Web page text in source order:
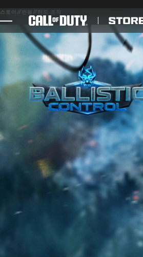
SKIP TO MAIN CONTENT
STORE
고객지원
스토어 // 번들 //탄도 조작